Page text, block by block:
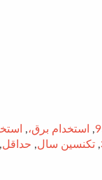
, استخدام برق،,
, تکنسین سال, حداقل,